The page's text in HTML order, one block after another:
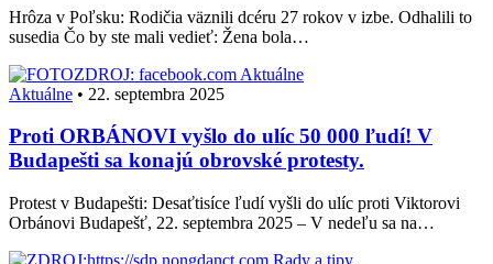
Hrôza v Poľsku: Rodičia väznili dcéru 27 rokov v izbe. Odhalili to
susedia Čo by ste mali vedieť: Žena bola…
Aktuálne
Aktuálne • 22. septembra 2025
Proti ORBÁNOVI vyšlo do ulíc 50 000 ľudí! V
Budapešti sa konajú obrovské protesty.
Protest v Budapešti: Desaťtisíce ľudí vyšli do ulíc proti Viktorovi
Orbánovi Budapešť, 22. septembra 2025 – V nedeľu sa na…